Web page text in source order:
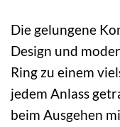
Die gelungene
Design und
Ring zu einem
jedem Anlass
beim Ausgehen